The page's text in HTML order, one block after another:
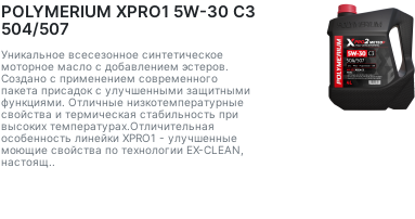
POLYMERIUM XPRO1 5W-30 C3
504/507
Уникальное всесезонное синтетическое
моторное масло с добавлением эстеров.
Создано с применением современного
пакета присадок с улучшенными защитными
функциями. Отличные низкотемпературные
свойства и термическая стабильность при
высоких температурах.Отличительная
особенность линейки XPRO1 - улучшенные
моющие свойства по технологии EX-CLEAN,
настоящ..